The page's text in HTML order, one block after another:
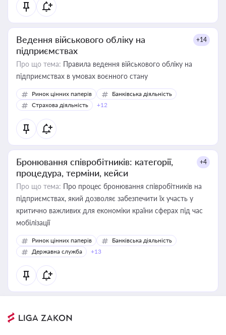
Ведення військового обліку на
підприємствах
+14
Про що тема: Правила ведення військового обліку на
підприємствах в умовах воєнного стану
Ринок цінних паперів
Банківська діяльність
Страхова діяльність
+12
Бронювання співробітників: категорії,
процедура, терміни, кейси
+4
Про що тема: Про процес бронювання співробітників на
підприємствах, який дозволяє забезпечити їх участь у
критично важливих для економіки країни сферах під час
мобілізації
Ринок цінних паперів
Банківська діяльність
Державна служба
+13